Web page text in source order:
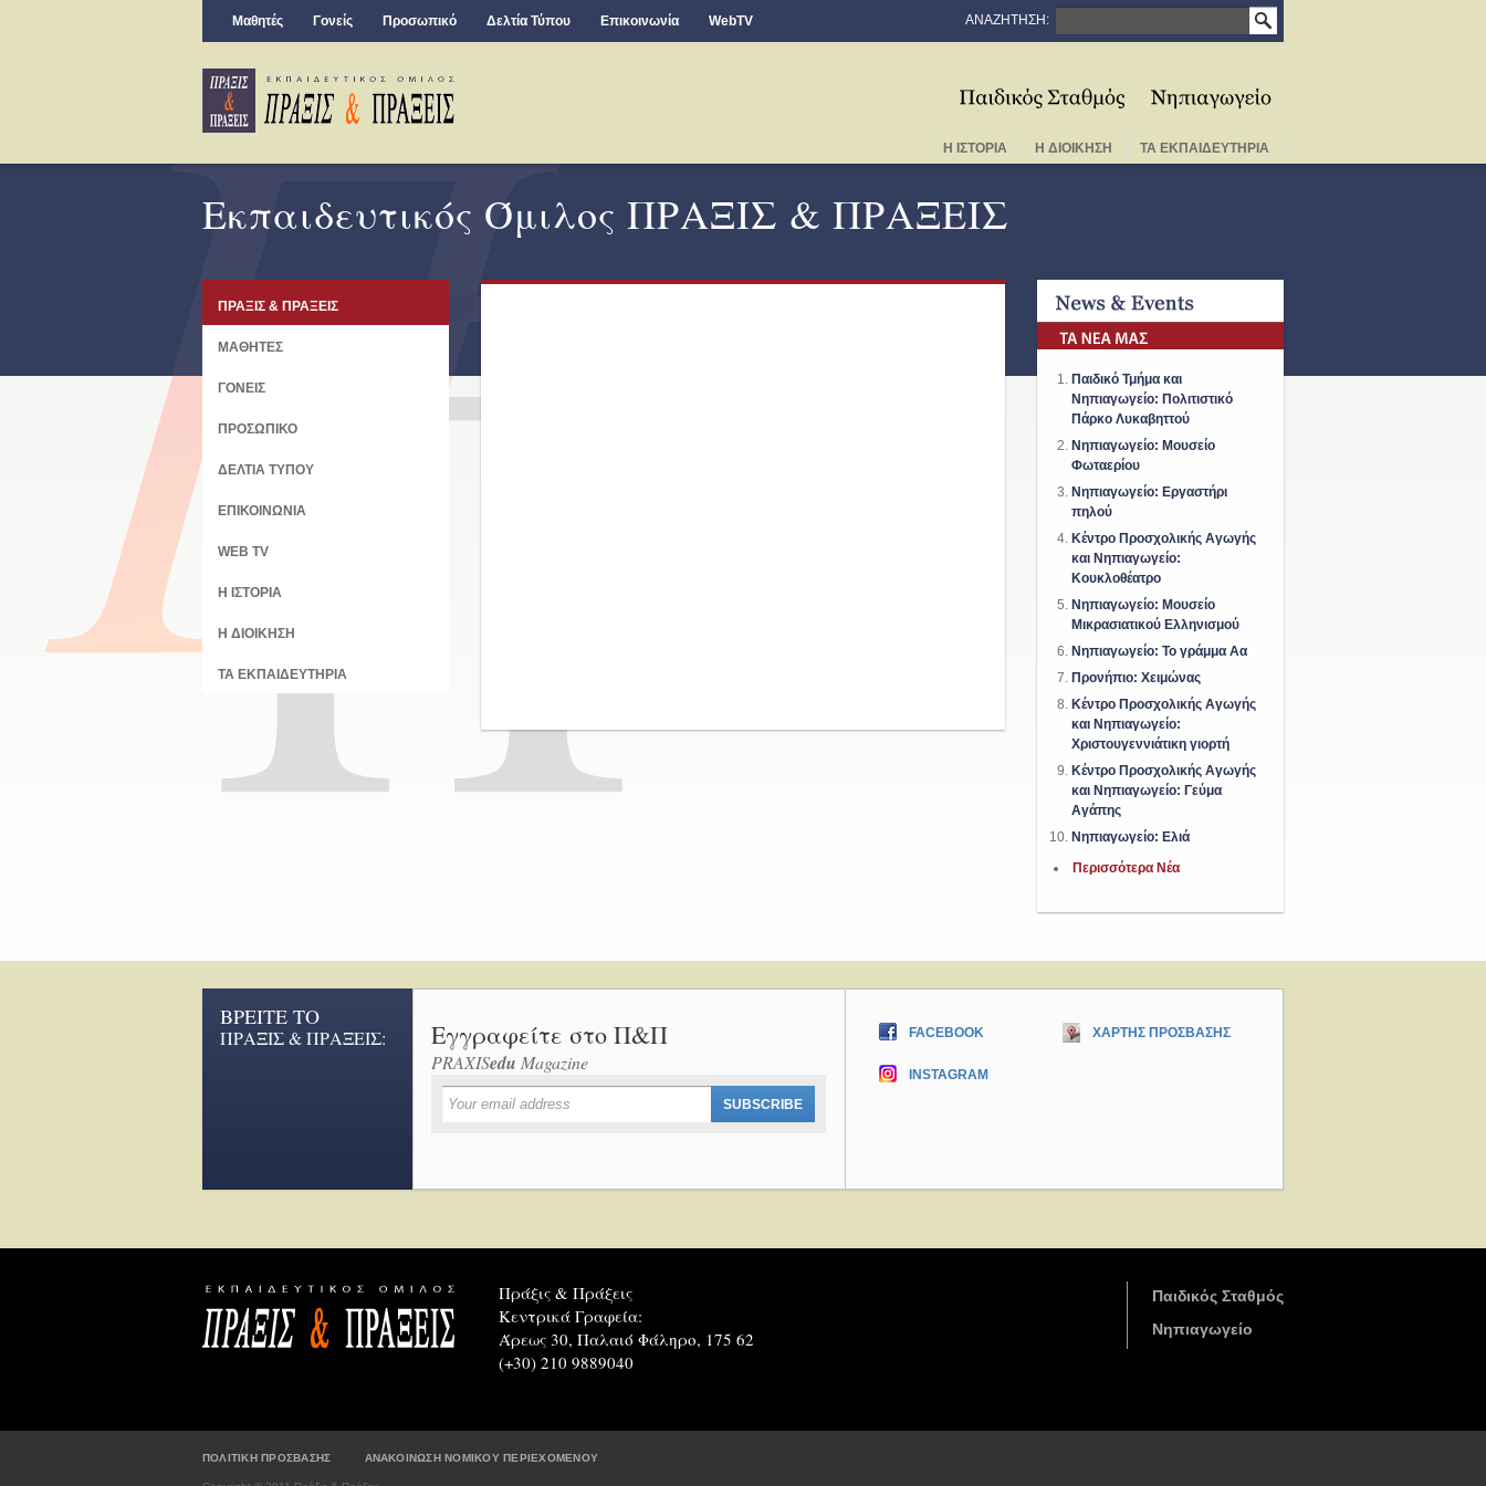
Μαθητές Γονείς Προσωπικό Δελτία Τύπου Επικοινωνία WebTV ΑΝΑΖΗΤΗΣΗ:
Η ΙΣΤΟΡΙΑ Η ΔΙΟΙΚΗΣΗ ΤΑ ΕΚΠΑΙΔΕΥΤΗΡΙΑ
Εκπαιδευτικός Όμιλος ΠΡΑΞΙΣ & ΠΡΑΞΕΙΣ
ΠΡΑΞΙΣ & ΠΡΑΞΕΙΣ
ΜΑΘΗΤΕΣ
ΓΟΝΕΙΣ
ΠΡΟΣΩΠΙΚΟ
ΔΕΛΤΙΑ ΤΥΠΟΥ
ΕΠΙΚΟΙΝΩΝΙΑ
WEB TV
Η ΙΣΤΟΡΙΑ
Η ΔΙΟΙΚΗΣΗ
ΤΑ ΕΚΠΑΙΔΕΥΤΗΡΙΑ
Παιδικό Τμήμα και
Νηπιαγωγείο: Πολιτιστικό
Πάρκο Λυκαβηττού
Νηπιαγωγείο: Μουσείο
Φωταερίου
Νηπιαγωγείο: Εργαστήρι
πηλού
Κέντρο Προσχολικής Αγωγής
και Νηπιαγωγείο:
Κουκλοθέατρο
Νηπιαγωγείο: Μουσείο
Μικρασιατικού Ελληνισμού
Νηπιαγωγείο: Το γράμμα Αα
Προνήπιο: Χειμώνας
Κέντρο Προσχολικής Αγωγής
και Νηπιαγωγείο:
Χριστουγεννιάτικη γιορτή
Κέντρο Προσχολικής Αγωγής
και Νηπιαγωγείο: Γεύμα
Αγάπης
Νηπιαγωγείο: Ελιά
Περισσότερα Νέα
ΒΡΕΙΤΕ ΤΟ
ΠΡΑΞΙΣ & ΠΡΑΞΕΙΣ: Εγγραφείτε στο Π&Π
PRAXISedu Magazine
FACEBOOK
INSTAGRAM
ΧΑΡΤΗΣ ΠΡΟΣΒΑΣΗΣ
Πράξις & Πράξεις
Κεντρικά Γραφεία:
Άρεως 30, Παλαιό Φάληρο, 175 62
(+30) 210 9889040
Παιδικός Σταθμός
Νηπιαγωγείο
ΠΟΛΙΤΙΚΗ ΠΡΟΣΒΑΣΗΣ ΑΝΑΚΟΙΝΩΣΗ ΝΟΜΙΚΟΥ ΠΕΡΙΕΧΟΜΕΝΟΥ